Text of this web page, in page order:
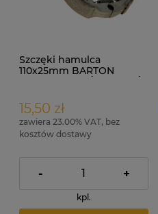
Szczęki hamulca
110x25mm BARTON
15,50 zł
zawiera 23.00% VAT, bez
kosztów dostawy
- +
kpl.